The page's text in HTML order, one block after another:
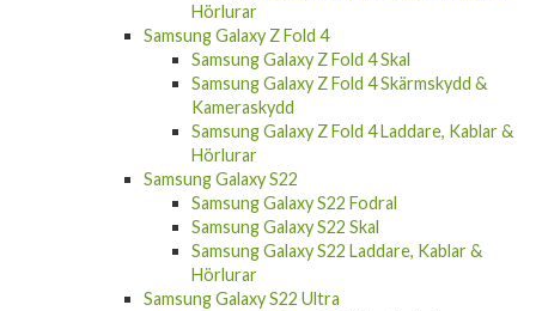
Hörlurar
Samsung Galaxy Z Fold 4
Samsung Galaxy Z Fold 4 Skal
Samsung Galaxy Z Fold 4 Skärmskydd &
Kameraskydd
Samsung Galaxy Z Fold 4 Laddare, Kablar &
Hörlurar
Samsung Galaxy S22
Samsung Galaxy S22 Fodral
Samsung Galaxy S22 Skal
Samsung Galaxy S22 Laddare, Kablar &
Hörlurar
Samsung Galaxy S22 Ultra